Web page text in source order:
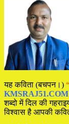
यह कविता (बचपन।)
KMSRAJ51.COM
शब्दो में दिल की
विश्वास है आपकी